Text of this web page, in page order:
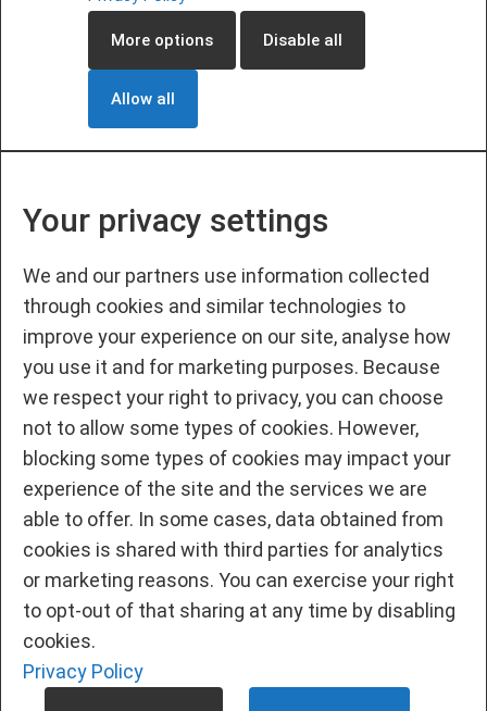
More options Disable all
Allow all
Your privacy settings
We and our partners use information collected
through cookies and similar technologies to
improve your experience on our site, analyse how
you use it and for marketing purposes. Because
we respect your right to privacy, you can choose
not to allow some types of cookies. However,
blocking some types of cookies may impact your
experience of the site and the services we are
able to offer. In some cases, data obtained from
cookies is shared with third parties for analytics
or marketing reasons. You can exercise your right
to opt-out of that sharing at any time by disabling
cookies.
Privacy Policy